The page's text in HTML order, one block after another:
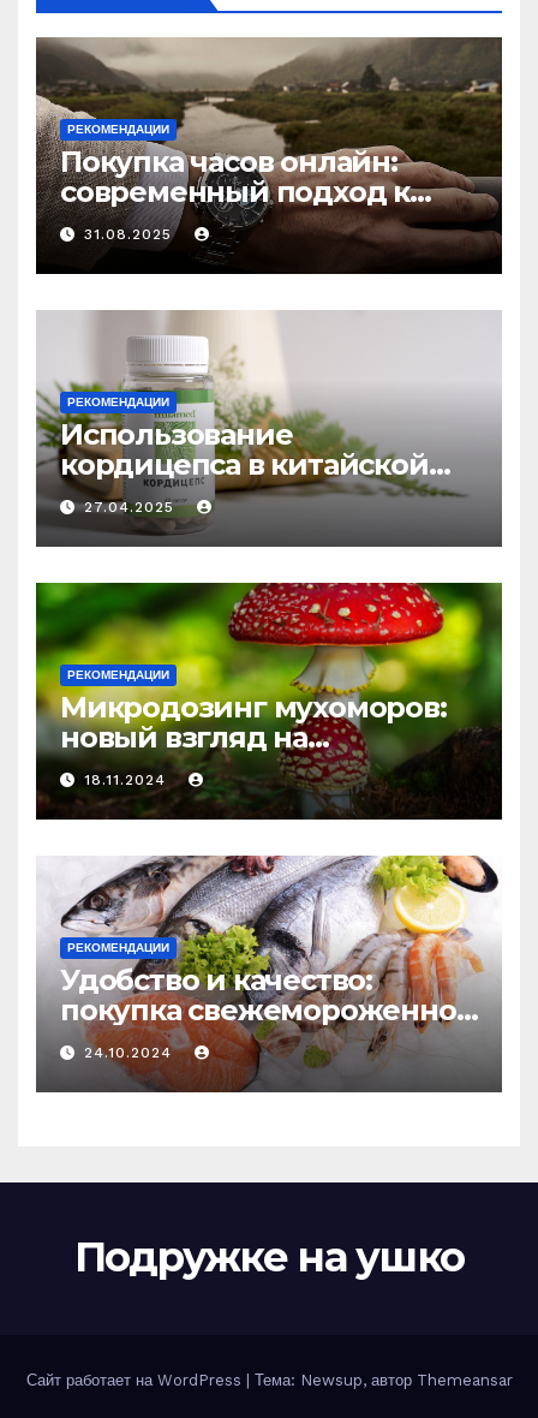
РЕКОМЕНДАЦИИ
Покупка часов онлайн:
современный подход к
выбору аксессуаров
31.08.2025
РЕКОМЕНДАЦИИ
Использование
кордицепса в китайской
медицине: природное
средство против усталости
и истощения
27.04.2025
РЕКОМЕНДАЦИИ
Микродозинг мухоморов:
новый взгляд на
психоделику
18.11.2024
РЕКОМЕНДАЦИИ
Удобство и качество:
покупка свежемороженной
рыбы онлайн
24.10.2024
Подружке на ушко
Сайт работает на WordPress | Тема: Newsup, автор Themeansar